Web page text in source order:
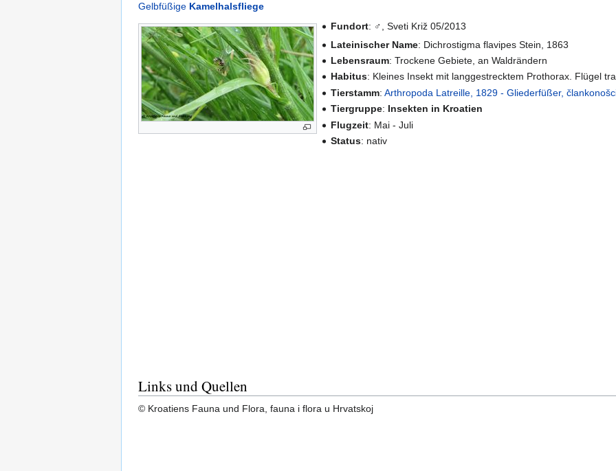
Gelbfüßige Kamelhalsfliege
Fundort: ♂, Sveti Križ 05/2013
Lateinischer Name: Dichrostigma flavipes Stein, 1863
Lebensraum: Trockene Gebiete, an Waldrändern
Habitus: Kleines Insekt mit langgestrecktem Prothorax. Flügel
Tierstamm: Arthropoda Latreille, 1829 - Gliederfüßer,
Tiergruppe: Insekten in Kroatien
Flugzeit: Mai - Juli
Status: nativ
Links und Quellen
© Kroatiens Fauna und Flora, fauna i flora u Hrvatskoj